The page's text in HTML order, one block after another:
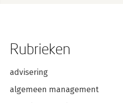
Rubrieken
advisering
algemeen management